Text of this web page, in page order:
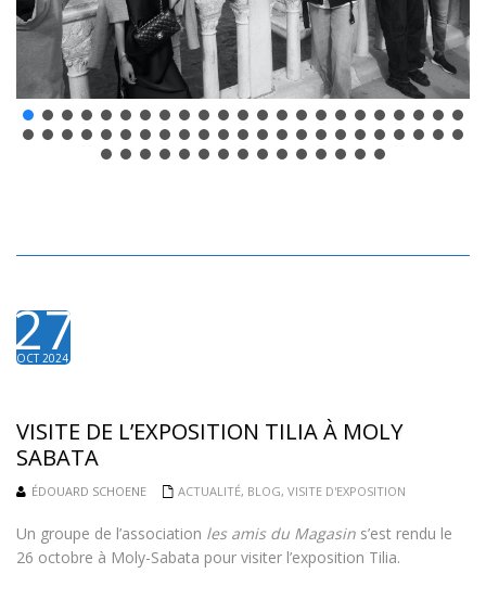
27
OCT 2024
VISITE DE L’EXPOSITION TILIA À MOLY
SABATA
ÉDOUARD SCHOENE ACTUALITÉ, BLOG, VISITE D'EXPOSITION
Un groupe de l’association les amis du Magasin s’est rendu le
26 octobre à Moly-Sabata pour visiter l’exposition Tilia.